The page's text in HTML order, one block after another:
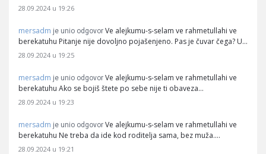
28.09.2024 u 19:26
mersadm je unio odgovor Ve alejkumu-s-selam ve rahmetullahi ve
berekatuhu Pitanje nije dovoljno pojašenjeno. Pas je čuvar čega? U…
28.09.2024 u 19:25
mersadm je unio odgovor Ve alejkumu-s-selam ve rahmetullahi ve
berekatuhu Ako se bojiš štete po sebe nije ti obaveza…
28.09.2024 u 19:23
mersadm je unio odgovor Ve alejkumu-s-selam ve rahmetullahi ve
berekatuhu Ne treba da ide kod roditelja sama, bez muža.…
28.09.2024 u 19:21